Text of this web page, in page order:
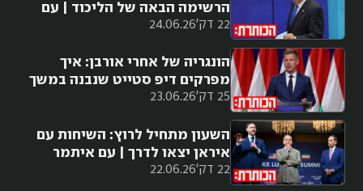
22 דק' 24.06.26
הרשימה הבאה של הליכוד | עם
יובל קרני
25 דק' 23.06.26
הונגריה של אחרי אורבן: איך
מפרקים דיפ סטייט שנבנה במשך
עשור וחצי?
22 דק' 22.06.26
השעון מתחיל לרוץ: השיחות עם
איראן יצאו לדרך | עם איתמר
אייכנר